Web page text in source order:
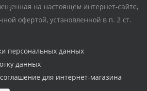
на настоящем интернет-сайте,
офертой, установленной в п. 2 ст.
персональных данных
данных
для интернет-магазина